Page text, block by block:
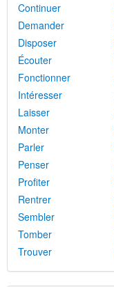
Continuer
Demander
Disposer
Écouter
Fonctionner
Intéresser
Laisser
Monter
Parler
Penser
Profiter
Rentrer
Sembler
Tomber
Trouver